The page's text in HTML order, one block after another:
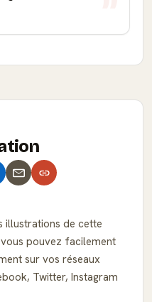
illustrations de cette
pouvez facilement
sur vos réseaux
Twitter, Instagram